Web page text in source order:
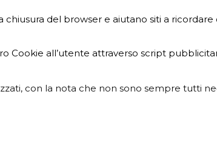
del browser e aiutano siti a
Cookie all’utente attraverso script
con la nota che non sono sempre tutti